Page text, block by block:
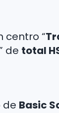
centro “
de total
de Basic